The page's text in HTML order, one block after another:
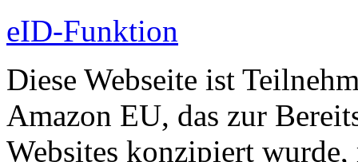
eID-Funktion
Diese Webseite ist
Amazon EU, das zur
Websites konzipiert